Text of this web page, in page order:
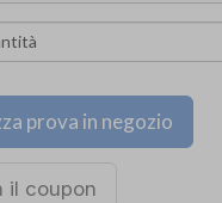
prova in negozio
il coupon